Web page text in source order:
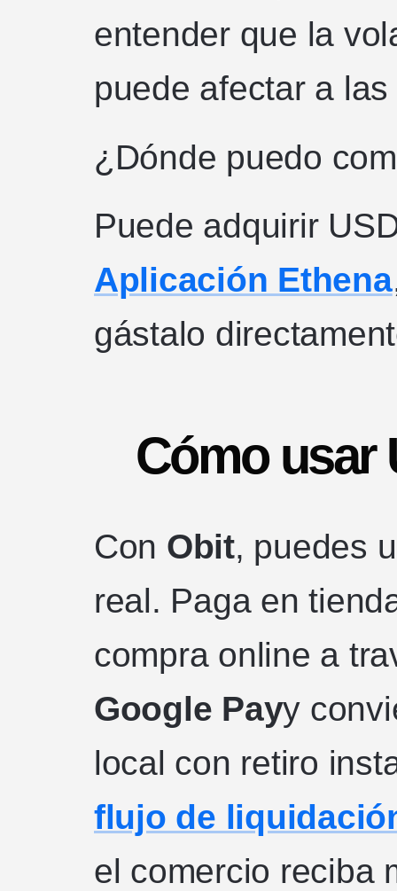
entender que la
puede afectar a
¿Dónde puedo
Puede adquirir
Aplicación Ethena
gástalo
Cómo usar
Con Obit, puedes
real. Paga en
compra online a
Google Payy
local con retiro
flujo de
el comercio reciba